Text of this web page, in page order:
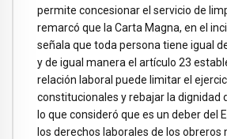
permite concesionar el servicio de
remarcó que la Carta Magna, en el
señala que toda persona tiene igual
y de igual manera el artículo 23
relación laboral puede limitar el
constitucionales y rebajar la dignidad
lo que consideró que es un deber del
los derechos laborales de los obreros